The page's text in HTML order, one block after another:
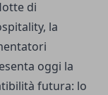
di
la
oggi la
futura: lo